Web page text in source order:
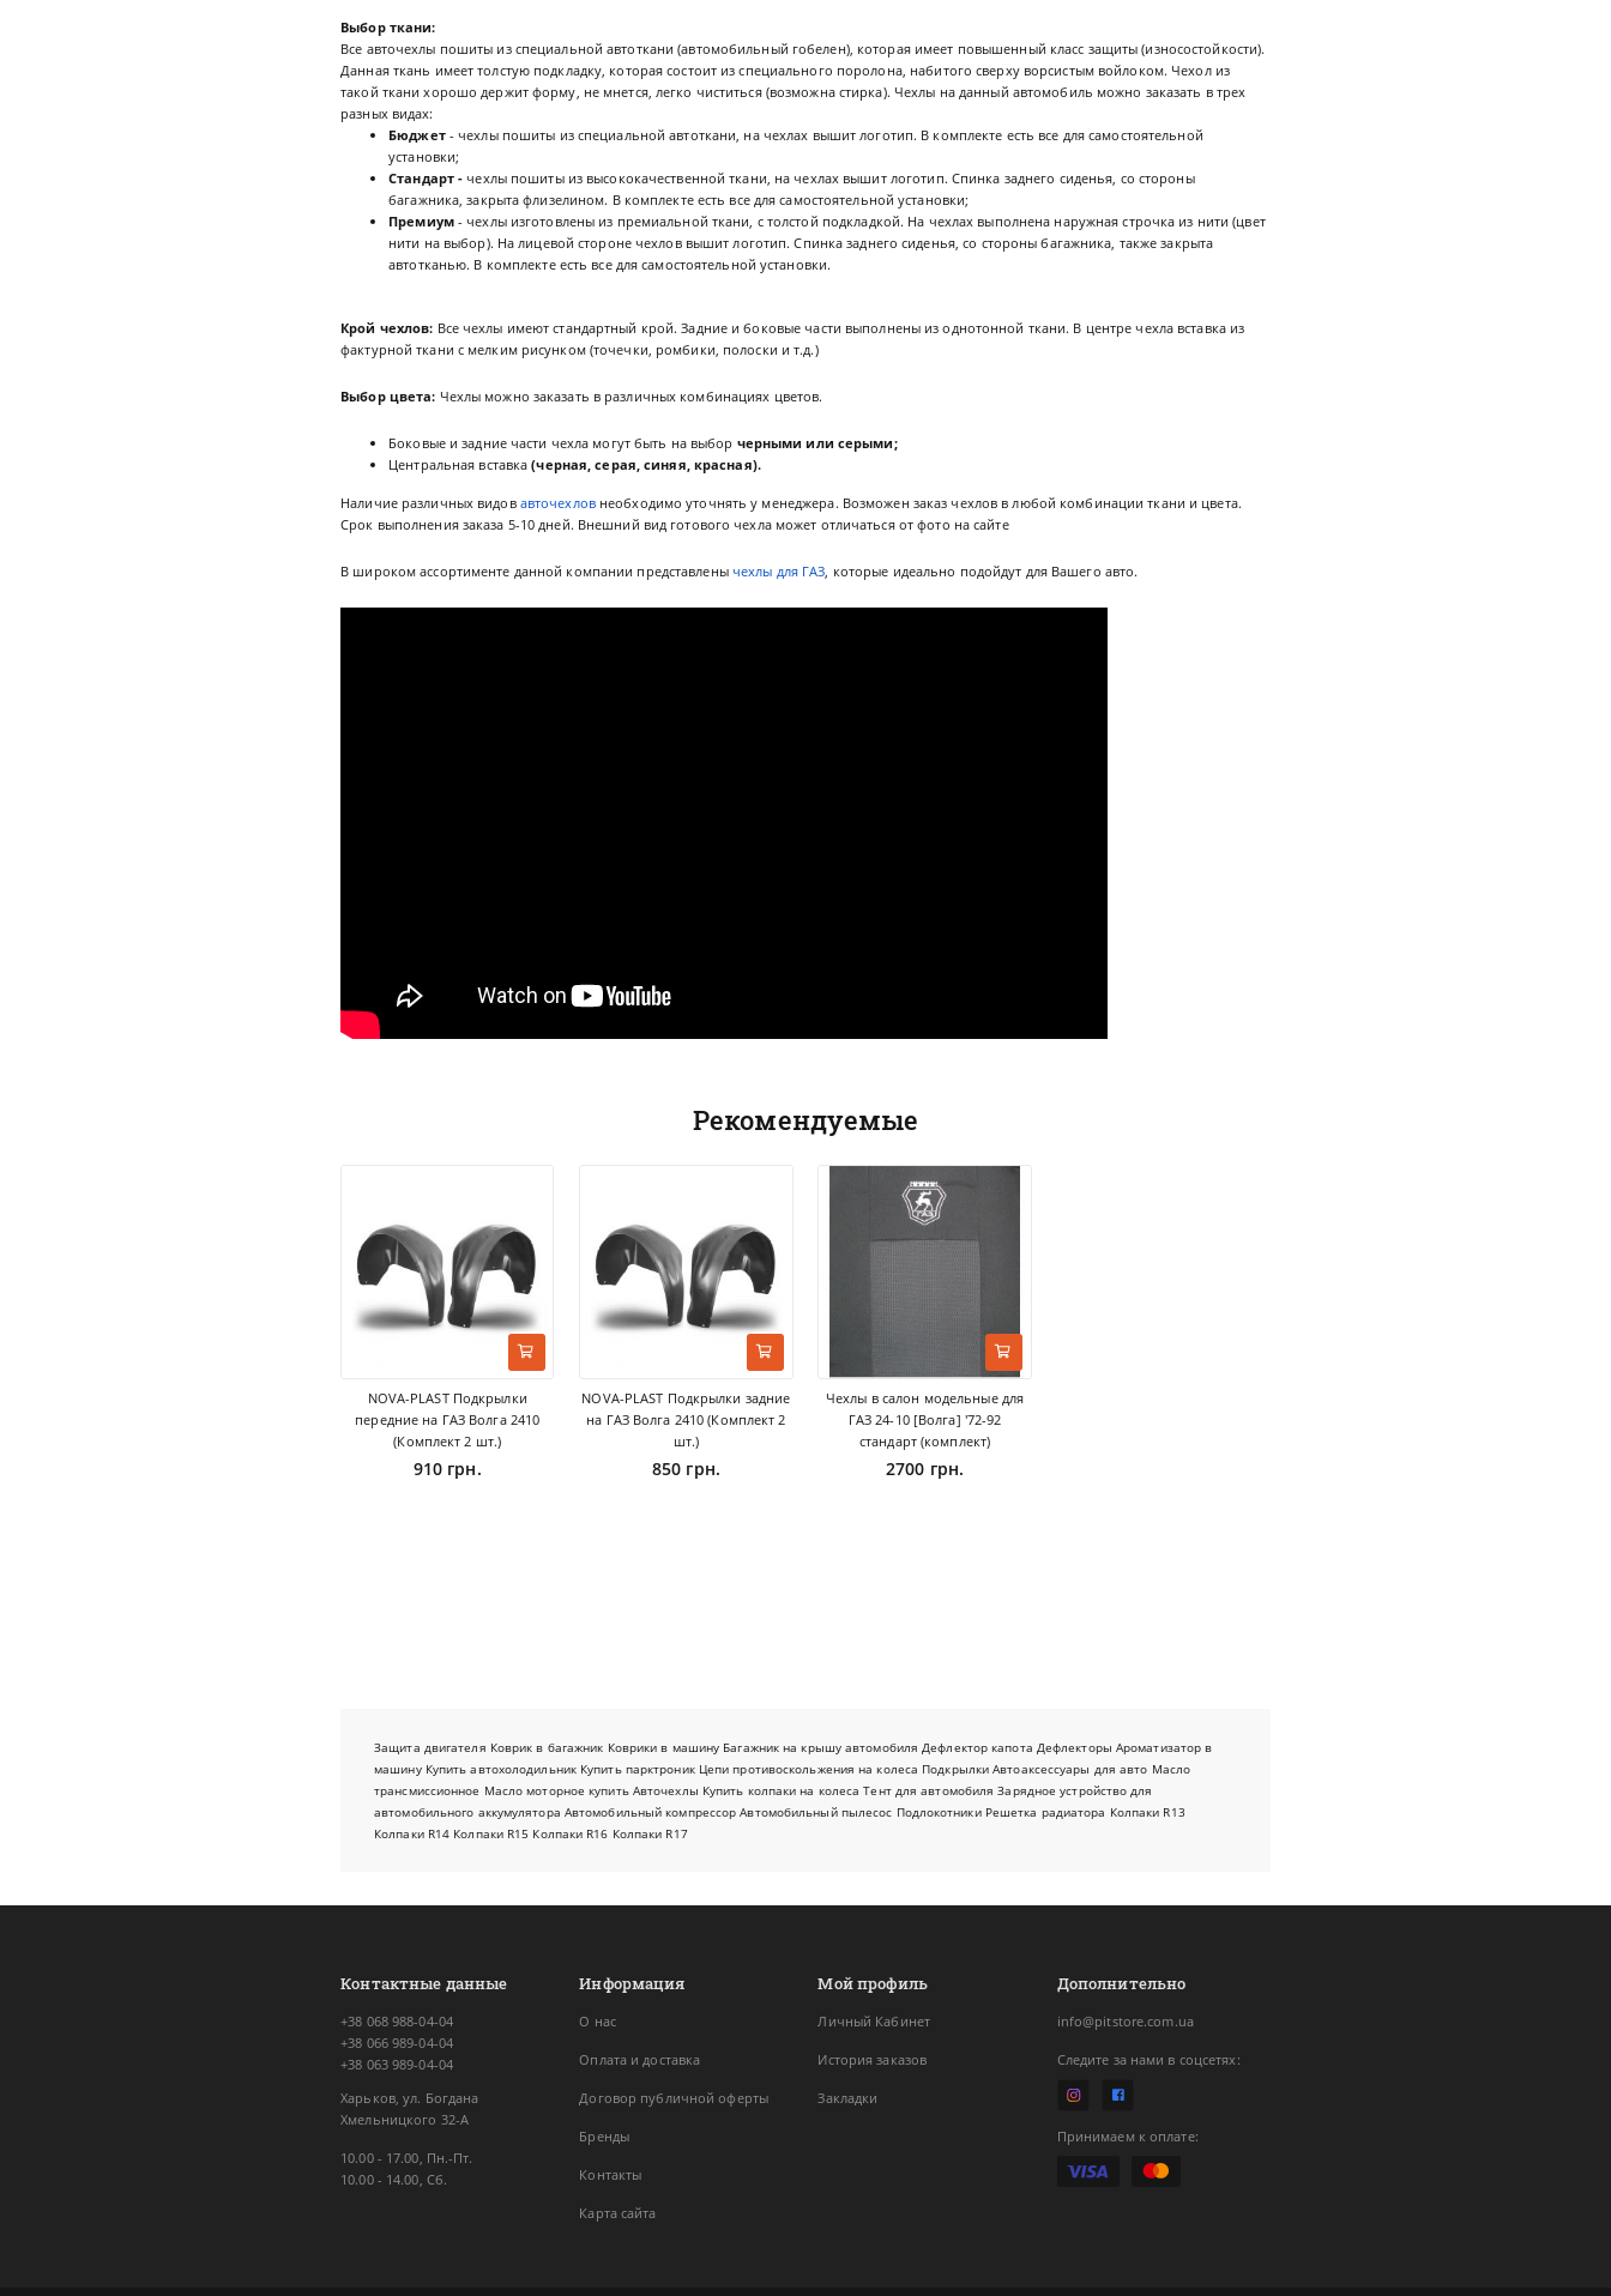
Выбор ткани:
Все авточехлы пошиты из специальной автоткани (автомобильный гобелен), которая имеет повышенный класс защиты (износостойкости).
Данная ткань имеет толстую подкладку, которая состоит из специального поролона, набитого сверху ворсистым войлоком. Чехол из
такой ткани хорошо держит форму, не мнется, легко чиститься (возможна стирка). Чехлы на данный автомобиль можно заказать в трех
разных видах:
Бюджет- чехлы пошиты из специальной автоткани, на чехлах вышит логотип. В комплекте есть все для самостоятельной
установки;
Стандарт -чехлы пошиты из высококачественной ткани, на чехлах вышит логотип. Спинка заднего сиденья, со стороны
багажника, закрыта флизелином. В комплекте есть все для самостоятельной установки;
Премиум- чехлы изготовлены из премиальной ткани, с толстой подкладкой. На чехлах выполнена наружная строчка из нити (цвет
нити на выбор). На лицевой стороне чехлов вышит логотип. Спинка заднего сиденья, со стороны багажника, также закрыта
автотканью. В комплекте есть все для самостоятельной установки.
Крой чехлов: Все чехлы имеют стандартный крой. Задние и боковые части выполнены из однотонной ткани. В центре чехла вставка из
фактурной ткани с мелким рисунком (точечки, ромбики, полоски и т.д.)
Выбор цвета: Чехлы можно заказать в различных комбинациях цветов.
Боковые и задние части чехла могут быть на выбор черными или серыми;
Центральная вставка(черная, серая, синяя, красная).
Наличие различных видов авточехловнеобходимо уточнять у менеджера. Возможен заказ чехлов в любой комбинации ткани и цвета.
Срок выполнения заказа 5-10 дней. Внешний вид готового чехла может отличаться от фото на сайте
В широком ассортименте данной компании представлены чехлы для ГАЗ , которые идеально подойдут для Вашего авто.
Рекомендуемые
NOVA-PLAST Подкрылки
передние на ГАЗ Волга 2410
(Комплект 2 шт.)
910 грн.
NOVA-PLAST Подкрылки задние
на ГАЗ Волга 2410 (Комплект 2
шт.)
850 грн.
Чехлы в салон модельные для
ГАЗ 24-10 [Волга] '72-92
стандарт (комплект)
2700 грн.
Защита двигателя Коврик в багажник Коврики в машину Багажник на крышу автомобиля Дефлектор капота Дефлекторы Ароматизатор в
машину Купить автохолодильник Купить парктроник Цепи противоскольжения на колеса Подкрылки Автоаксессуары для авто Масло
трансмиссионное Масло моторное купить Авточехлы Купить колпаки на колеса Тент для автомобиля Зарядное устройство для
автомобильного аккумулятора Автомобильный компрессор Автомобильный пылесос Подлокотники Решетка радиатора Колпаки R13
Колпаки R14 Колпаки R15 Колпаки R16 Колпаки R17
Контактные данные
+38 068 988-04-04
+38 066 989-04-04
+38 063 989-04-04
Харьков, ул. Богдана
Хмельницкого 32-А
10.00 - 17.00, Пн.-Пт.
10.00 - 14.00, Сб.
Информация
О нас
Оплата и доставка
Договор публичной оферты
Бренды
Контакты
Карта сайта
Мой профиль
Личный Кабинет
История заказов
Закладки
Дополнительно
info@pitstore.com.ua
Следите за нами в соцсетях:
Принимаем к оплате: